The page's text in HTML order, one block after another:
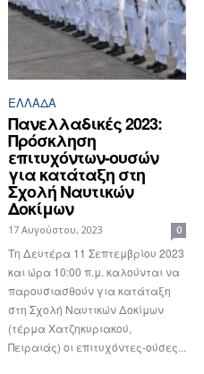
ΕΛΛΆΔΑ
Πανελλαδικές 2023:
Πρόσκληση
επιτυχόντων-ουσών
για κατάταξη στη
Σχολή Ναυτικών
Δοκίμων
17 Αυγούστου, 2023 0
Τη Δευτέρα 11 Σεπτεμβρίου 2023
και ώρα 10:00 π.μ. καλούνται να
παρουσιασθούν για κατάταξη
στη Σχολή Ναυτικών Δοκίμων
(τέρμα Χατζηκυριακού,
Πειραιάς) οι επιτυχόντες-ούσες...